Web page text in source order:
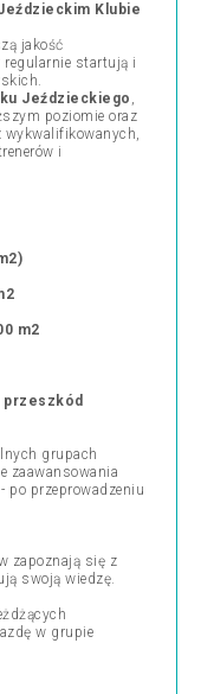
Klubie
jakość
regularnie startują i
Jeździeckiego ,
poziomie oraz
wykwalifikowanych,
i
m2
grupach
zaawansowania
po przeprowadzeniu
zapoznają się z
swoją wiedzę.
w grupie